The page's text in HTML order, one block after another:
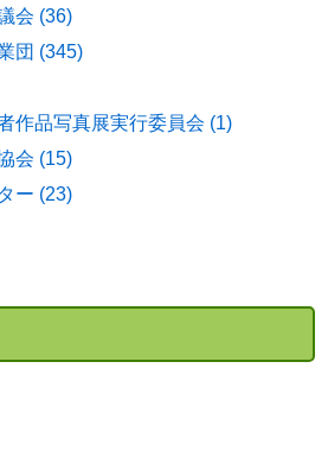
会 (36)
団 (345)
作品写真展実行委員会 (1)
会 (15)
ー (23)